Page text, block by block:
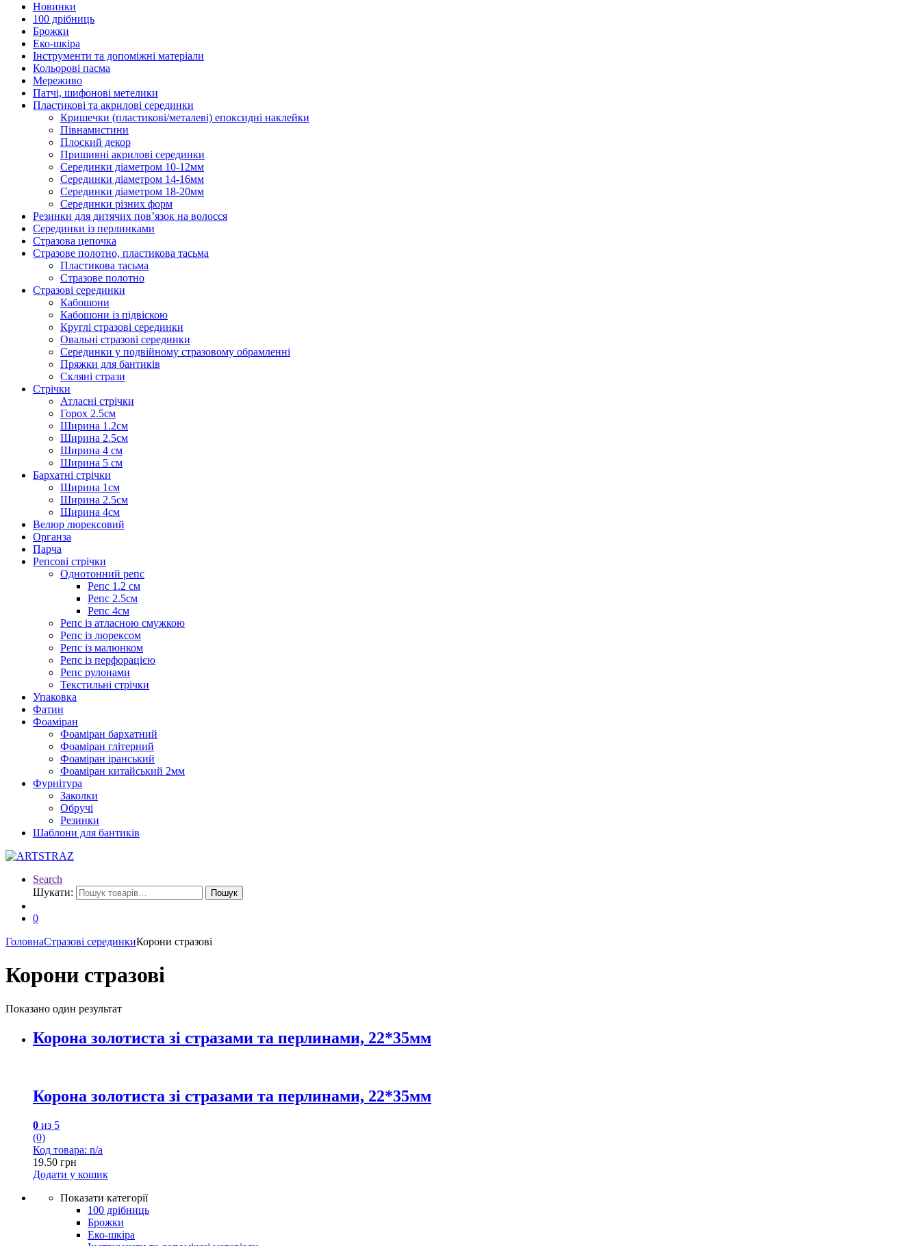
Новинки
100 дрібниць
Брожки
Еко-шкіра
Інструменти та допоміжні матеріали
Кольорові пасма
Мереживо
Патчі, шифонові метелики
Пластикові та акрилові серединки
Кришечки (пластикові/металеві) епоксидні наклейки
Півнамистини
Плоский декор
Пришивні акрилові серединки
Серединки діаметром 10-12мм
Серединки діаметром 14-16мм
Серединки діаметром 18-20мм
Серединки різних форм
Резинки для дитячих пов’язок на волосся
Серединки із перлинками
Стразова цепочка
Стразове полотно, пластикова тасьма
Пластикова тасьма
Стразове полотно
Стразові серединки
Кабошони
Кабошони із підвіскою
Круглі стразові серединки
Овальні стразові серединки
Серединки у подвійному стразовому обрамленні
Пряжки для бантиків
Скляні стрази
Стрічки
Атласні стрічки
Горох 2.5см
Ширина 1.2см
Ширина 2.5см
Ширина 4 см
Ширина 5 см
Бархатні стрічки
Ширина 1см
Ширина 2.5см
Ширина 4см
Велюр люрексовий
Органза
Парча
Репсові стрічки
Однотонний репс
Репс 1.2 см
Репс 2.5см
Репс 4см
Репс із атласною смужкою
Репс із люрексом
Репс із малюнком
Репс із перфорацією
Репс рулонами
Текстильні стрічки
Упаковка
Фатин
Фоаміран
Фоаміран бархатний
Фоаміран глітерний
Фоаміран іранський
Фоаміран китайський 2мм
Фурнітура
Заколки
Обручі
Резинки
Шаблони для бантиків
Search
Шукати:
Пошук
0
ГоловнаСтразові серединкиКорони стразові
Корони стразові
Показано один результат
Корона золотиста зі стразами та перлинами, 22*35мм
Корона золотиста зі стразами та перлинами, 22*35мм
0 из 5
(0)
Код товара: n/a
19.50 грн
Додати у кошик
Показати категорії
100 дрібниць
Брожки
Еко-шкіра